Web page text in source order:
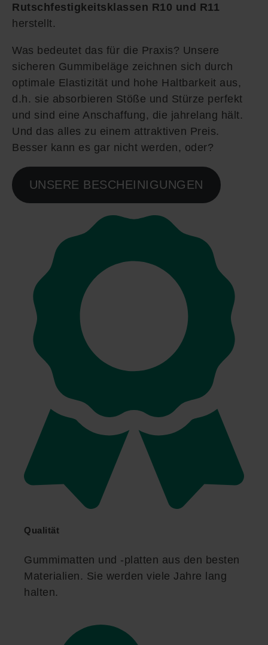
Rutschfestigkeitsklassen R10 und R11
herstellt.
Was bedeutet das für die Praxis? Unsere
sicheren Gummibeläge zeichnen sich durch
optimale Elastizität und hohe Haltbarkeit aus,
d.h. sie absorbieren Stöße und Stürze perfekt
und sind eine Anschaffung, die jahrelang hält.
Und das alles zu einem attraktiven Preis.
Besser kann es gar nicht werden, oder?
UNSERE BESCHEINIGUNGEN
Qualität
Gummimatten und -platten aus den besten
Materialien. Sie werden viele Jahre lang
halten.